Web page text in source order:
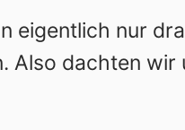
eigentlich nur
Also dachten